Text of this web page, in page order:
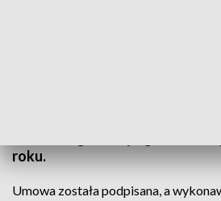
roku.
Umowa została podpisana, a